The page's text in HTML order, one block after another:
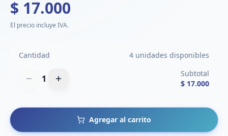
$ 17.000
El precio incluye IVA.
Cantidad 4 unidades disponibles
1
Subtotal
$ 17.000
Agregar al carrito